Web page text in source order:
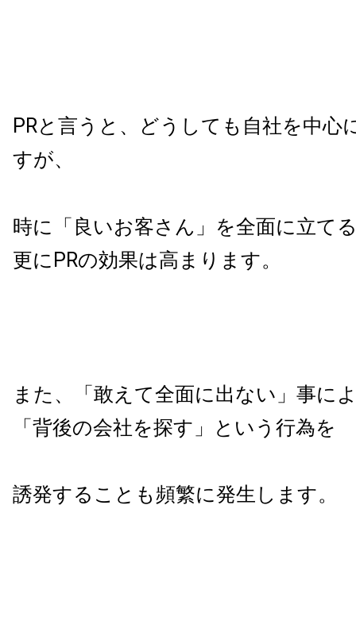
PRと言うと、どうしても自社を中心
すが、
時に「良いお客さん」を全面に立て
更に PRの効果は高まります。
また、「敢えて全面に出ない」事に
「背後の会社を探す」という行為を
誘発することも頻繁に発生します。